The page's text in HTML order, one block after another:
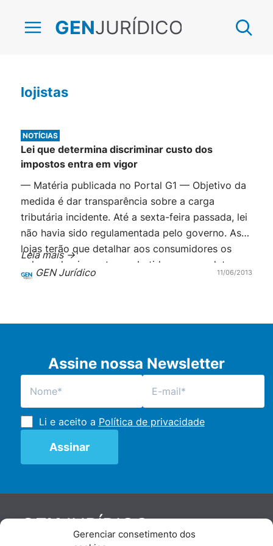
Gerenciar consetimento dos
GENJURÍDICO
lojistas
NOTÍCIAS
Lei que determina discriminar custo dos
impostos entra em vigor
— Matéria publicada no Portal G1 — Objetivo da
medida é dar transparência sobre a carga
tributária incidente. Até a sexta-feira passada, lei
não havia sido regulamentada pelo governo. As
lojas terão que detalhar aos consumidores os
valores dos impostos embutidos nos produtos ou
serviços adquiridos em todo o Brasil a partir
Leia mais ->
GEN Jurídico
11/06/2013
Assine nossa Newsletter
Li e aceito a Política de privacidade
GENJURÍDICO